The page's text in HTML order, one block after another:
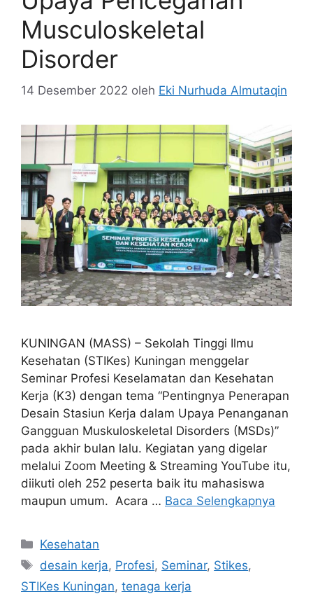
Musculoskeletal
Disorder
14 Desember 2022 oleh Eki Nurhuda Almutaqin
KUNINGAN (MASS) – Sekolah Tinggi Ilmu
Kesehatan (STIKes) Kuningan menggelar
Seminar Profesi Keselamatan dan Kesehatan
Kerja (K3) dengan tema “Pentingnya Penerapan
Desain Stasiun Kerja dalam Upaya Penanganan
Gangguan Muskuloskeletal Disorders (MSDs)”
pada akhir bulan lalu. Kegiatan yang digelar
melalui Zoom Meeting & Streaming YouTube itu,
diikuti oleh 252 peserta baik itu mahasiswa
maupun umum. Acara … Baca Selengkapnya
Kategori
Kesehatan
Tag
desain kerja, Profesi, Seminar, Stikes,
STIKes Kuningan, tenaga kerja